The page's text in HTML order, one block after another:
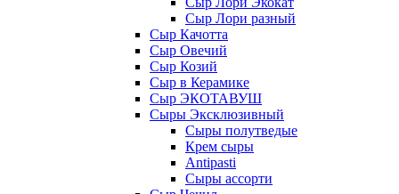
Сыр Лори разный
Сыр Качотта
Сыр Овечий
Сыр Козий
Сыр в Керамике
Сыр ЭКОТАВУШ
Сыры Эксклюзивный
Сыры полутведые
Крем сыры
Antipasti
Сыры ассорти